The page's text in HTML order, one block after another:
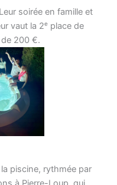
soirée en famille et
vaut la 2ᵉ place de
200 €.
piscine, rythmée par